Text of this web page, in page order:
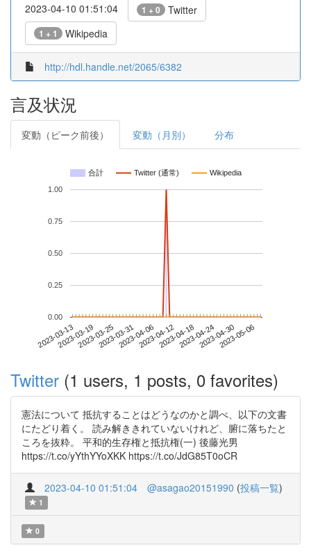
2023-04-10 01:51:04 1 + 0 Twitter
1 + 1 Wikipedia
http://hdl.handle.net/2065/6382
言及状況
変動（ピーク前後） 変動（月別） 分布
合計 Twitter (通常) Wikipedia
2023-03-132023-03-192023-03-252023-03-312023-04-062023-04-122023-04-182023-04-242023-04-302023-05-06
0.00
0.25
0.50
0.75
1.00
Twitter (1 users, 1 posts, 0 favorites)
憲法について 抵抗することはどうなのかと調べ、以下の文書
にたどり着く。 読み解ききれていないけれど、腑に落ちたと
ころを抜粋。 平和的生存権と抵抗権(一) 後藤光男
https://t.co/yYthYYoXKK https://t.co/JdG85T0oCR
2023-04-10 01:51:04 @asagao20151990 (投稿一覧)
1
0